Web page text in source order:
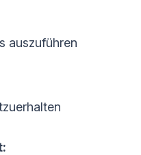
auszuführen